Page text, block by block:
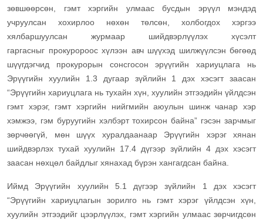
зөвшөөрсөн, гэмт хэргийн улмаас бусдын эрүүл мэндэд
учруулсан хохирлоо нөхөн төлсөн, холбогдох хэргээ
хялбаршуулсан журмаар шийдвэрлүүлэх хүсэлт
гаргасныг прокуророос хүлээн авч шүүхэд шилжүүлсэн бөгөөд
шүүгдэгчид прокурорын сонсгосон эрүүгийн хариуцлага нь
Эрүүгийн хуулийн 1.3 дугаар зүйлийн 1 дэх хэсэгт заасан
“Эрүүгийн хариуцлага нь тухайн хүн, хуулийн этгээдийн үйлдсэн
гэмт хэрэг, гэмт хэргийн нийгмийн аюулын шинж чанар хэр
хэмжээ, гэм буруугийн хэлбэрт тохирсон байна” гэсэн зарчмыг
зөрчөөгүй, мөн шүүх хуралдаанаар Эрүүгийн хэрэг хянан
шийдвэрлэх тухай хуулийн 17.4 дүгээр зүйлийн 4 дэх хэсэгт
заасан нөхцөл байдлыг хянахад бүрэн хангагдсан байна.
Иймд Эрүүгийн хуулийн 5.1 дүгээр зүйлийн 1 дэх хэсэгт
“Эрүүгийн хариуцлагын зорилго нь гэмт хэрэг үйлдсэн хүн,
хуулийн этгээдийг цээрлүүлэх, гэмт хэргийн улмаас зөрчигдсөн